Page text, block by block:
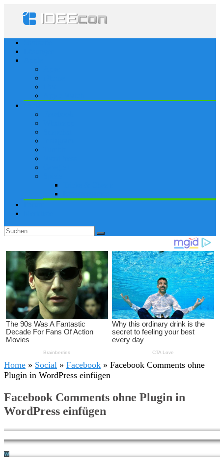
Home » Social » Facebook » Facebook Comments ohne
Plugin in WordPress einfügen
Facebook Comments ohne Plugin in
WordPress einfügen